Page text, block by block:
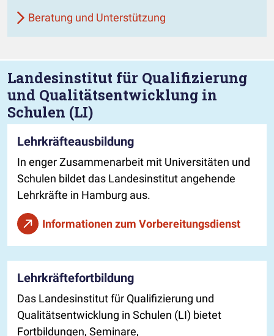
Beratung und Unterstützung
Landesinstitut für Qualifizierung
und Qualitätsentwicklung in
Schulen (LI)
Lehrkräfteausbildung
In enger Zusammenarbeit mit Universitäten und
Schulen bildet das Landesinstitut angehende
Lehrkräfte in Hamburg aus.
Informationen zum Vorbereitungsdienst
Lehrkräftefortbildung
Das Landesinstitut für Qualifizierung und
Qualitätsentwicklung in Schulen (LI) bietet
Fortbildungen, Seminare,